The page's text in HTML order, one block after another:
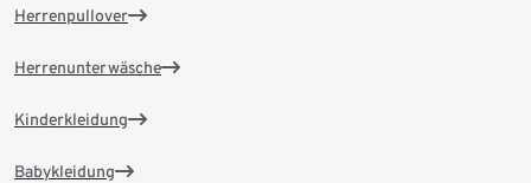
Herrenpullover
Herrenunterwäsche
Kinderkleidung
Babykleidung